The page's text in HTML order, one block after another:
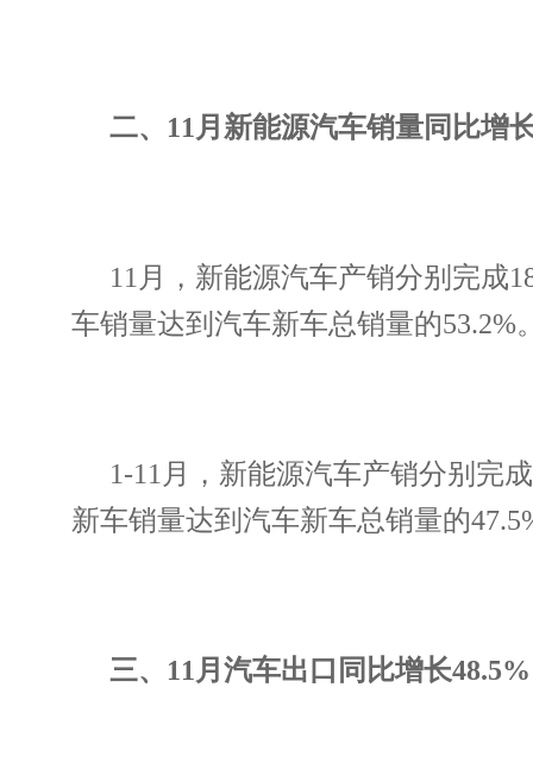
二、11月新能源汽车销量同比增
11月，新能源汽车产销分别完成
车销量达到汽车新车总销量的53.2%
1-11月，新能源汽车产销分别完
新车销量达到汽车新车总销量的
三、11月汽车出口同比增长48.5%